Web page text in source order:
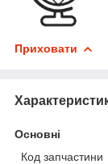
Приховати
Основні
Код запчастини